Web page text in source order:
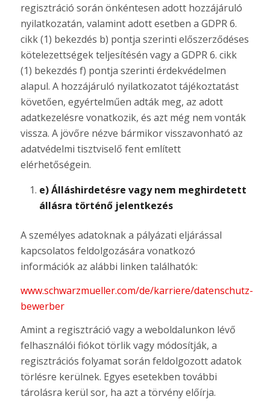
regisztráció során önkéntesen adott hozzájáruló
nyilatkozatán, valamint adott esetben a GDPR 6.
cikk (1) bekezdés b) pontja szerinti előszerződéses
kötelezettségek teljesítésén vagy a GDPR 6. cikk
(1) bekezdés f) pontja szerinti érdekvédelmen
alapul. A hozzájáruló nyilatkozatot tájékoztatást
követően, egyértelműen adták meg, az adott
adatkezelésre vonatkozik, és azt még nem vonták
vissza. A jövőre nézve bármikor visszavonható az
adatvédelmi tisztviselő fent említett
elérhetőségein.
e) Álláshirdetésre vagy nem meghirdetett
állásra történő jelentkezés
A személyes adatoknak a pályázati eljárással
kapcsolatos feldolgozására vonatkozó
információk az alábbi linken találhatók:
www.schwarzmueller.com/de/karriere/datenschutz-
bewerber
Amint a regisztráció vagy a weboldalunkon lévő
felhasználói fiókot törlik vagy módosítják, a
regisztrációs folyamat során feldolgozott adatok
törlésre kerülnek. Egyes esetekben további
tárolásra kerül sor, ha azt a törvény előírja.